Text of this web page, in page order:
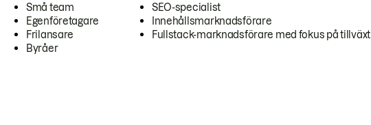
Små team
Egenföretagare
Frilansare
Byråer
SEO-specialist
Innehållsmarknadsförare
Fullstack-marknadsförare med fokus på tillväxt